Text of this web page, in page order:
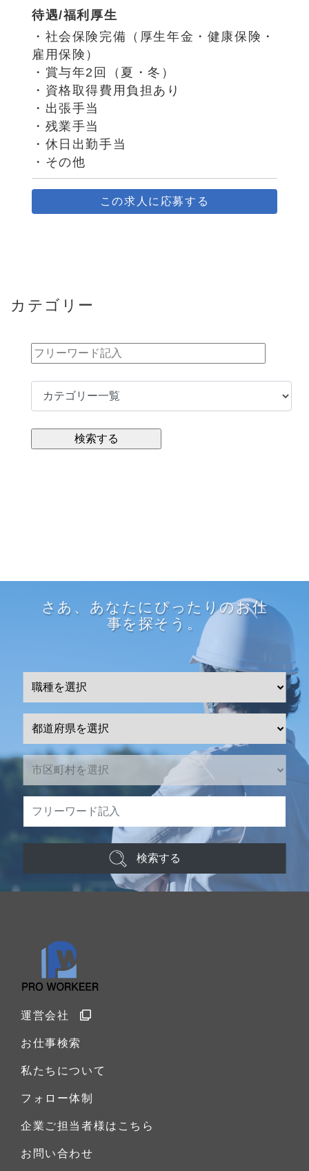
待遇/福利厚生
・社会保険完備（厚生年金・健康保険・
雇用保険）
・賞与年2回（夏・冬）
・資格取得費用負担あり
・出張手当
・残業手当
・休日出勤手当
・その他
この求人に応募する
カテゴリー
さあ、あなたにぴったりのお仕
事を探そう。
検索する
運営会社
お仕事検索
私たちについて
フォロー体制
企業ご担当者様はこちら
お問い合わせ